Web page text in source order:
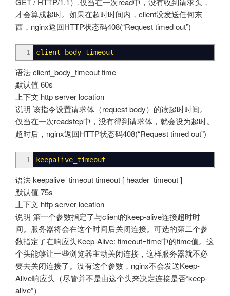
才会算成超时。如果在超时时间内，client没发送任何东
西，nginx返回HTTP状态码408(“Request timed out”)
1 client_body_timeout
语法 client_body_timeout time
默认值 60s
上下文 http server location
说明 该指令设置请求体（request body）的读超时时间。
仅当在一次readstep中，没有得到请求体，就会设为超时。
超时后，nginx返回HTTP状态码408(“Request timed out”)
1 keepalive_timeout
语法 keepalive_timeout timeout [ header_timeout ]
默认值 75s
上下文 http server location
说明 第一个参数指定了与client的keep-alive连接超时时
间。服务器将会在这个时间后关闭连接。可选的第二个参
数指定了在响应头Keep-Alive: timeout=time中的time值。这
个头能够让一些浏览器主动关闭连接，这样服务器就不必
要去关闭连接了。没有这个参数，nginx不会发送Keep-
Alive响应头（尽管并不是由这个头来决定连接是否“keep-
alive”）